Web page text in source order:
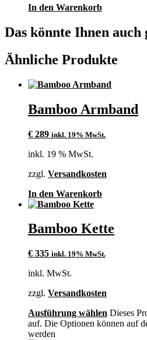
In den Warenkorb
Das könnte Ihnen auch
Ähnliche Produkte
Bamboo Armband
€ 289 inkl. 19% MwSt.
inkl. 19 % MwSt.
zzgl. Versandkosten
In den Warenkorb
Bamboo Kette
€ 335 inkl. 19% MwSt.
inkl. MwSt.
zzgl. Versandkosten
Ausführung wählen Dieses
auf. Die Optionen können auf
werden